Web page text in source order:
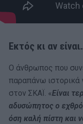
Εκτός κι αν
Ο άνθρωπος που
παραπάνω ιστορικά
στον ΣΚΑΪ. «Είναι
αδυσώπητος ο
όση καλή πίστη και